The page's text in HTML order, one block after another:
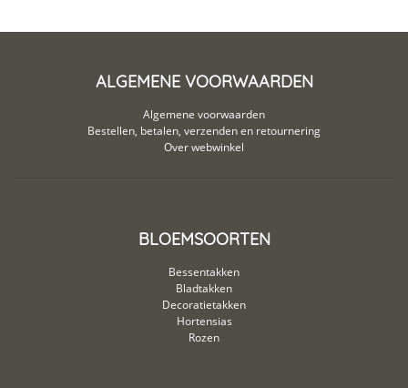
ALGEMENE VOORWAARDEN
Algemene voorwaarden
Bestellen, betalen, verzenden en retournering
Over webwinkel
BLOEMSOORTEN
Bessentakken
Bladtakken
Decoratietakken
Hortensias
Rozen